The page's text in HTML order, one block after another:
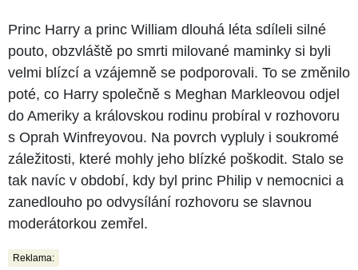
Princ Harry a princ William dlouhá léta sdíleli silné
pouto, obzvláště po smrti milované maminky si byli
velmi blízcí a vzájemně se podporovali. To se změnilo
poté, co Harry společně s Meghan Markleovou odjel
do Ameriky a královskou rodinu probíral v rozhovoru
s Oprah Winfreyovou. Na povrch vypluly i soukromé
záležitosti, které mohly jeho blízké poškodit. Stalo se
tak navíc v období, kdy byl princ Philip v nemocnici a
zanedlouho po odvysílání rozhovoru se slavnou
moderátorkou zemřel.
Reklama: